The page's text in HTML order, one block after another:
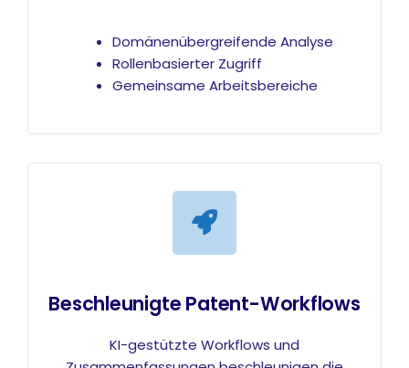
Domänenübergreifende Analyse
Rollenbasierter Zugriff
Gemeinsame Arbeitsbereiche
Beschleunigte Patent-Workflows
KI-gestützte Workflows und